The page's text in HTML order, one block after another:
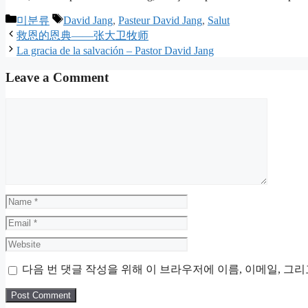
Categories
미분류 Tags
David Jang, Pasteur David Jang, Salut
救恩的恩典——张大卫牧师
La gracia de la salvación – Pastor David Jang
Leave a Comment
Name
Email
Website
다음 번 댓글 작성을 위해 이 브라우저에 이름, 이메일, 그